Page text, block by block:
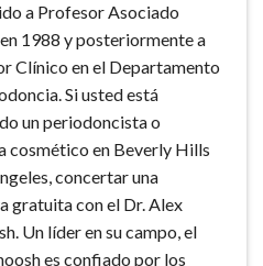
a Profesor Asociado
1988 y posteriormente a
Clínico en el Departamento
Si usted está
un periodoncista o
cosmético en Beverly Hills
concertar una
gratuita con el Dr. Alex
Un líder en su campo, el
es confiado por los